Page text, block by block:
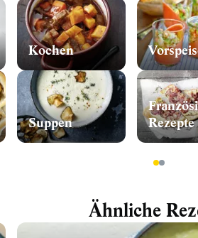
Kochen
Suppen
Rezepte
12
Ähnliche